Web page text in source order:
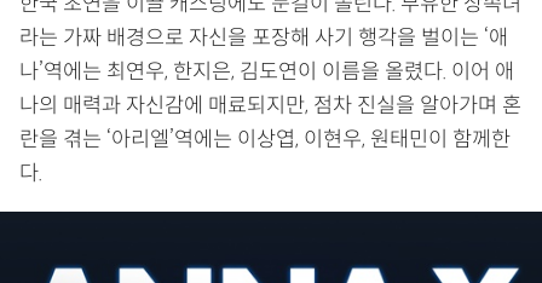
라는 가짜 배경으로 자신을 포장해 사기 행각을 벌이는 ‘애
나’역에는 최연우, 한지은, 김도연이 이름을 올렸다. 이어 애
나의 매력과 자신감에 매료되지만, 점차 진실을 알아가며 혼
란을 겪는 ‘아리엘’역에는 이상엽, 이현우, 원태민이 함께한
다.